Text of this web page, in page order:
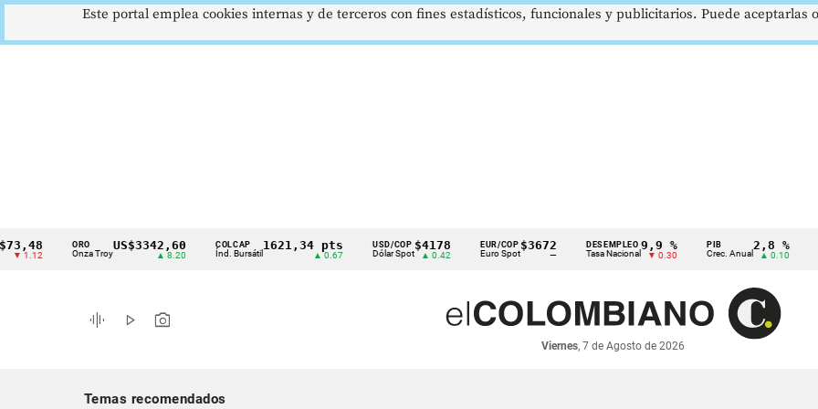
Cintillo
indicadores
económicos
ORO
Onza Troy
US$3342,60 COLCAP
Índ. Bursátil
1621,34 pts USD/COP
Dólar Spot
$4178
▲ 0.42
EUR/COP
Euro Spot
$3672
—
DESEMPLEO
Tasa Nacional
9,9 %
▼ 0.30
PIB
Crec. Anual
2,8 %
▲ 0.10
TRM
Tasa
graphic_eq play_arrow photo_camera
Viernes, 7 de Agosto de 2026
Temas recomendados
Este portal emplea cookies internas y de terceros con fines estadísticos, funcionales y publicitarios. Puede aceptarlas